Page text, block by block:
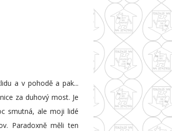
a v pohodě a pak...
za duhový most. Je
smutná, ale moji lidé
Paradoxně měli ten